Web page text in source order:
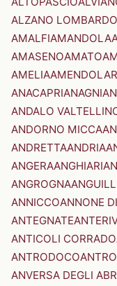
ALZANO LOMBARDO
AMALFIAMANDOLA
AMASENOAMATO
AMELIA
ANACAPRIANAGNI
ANDALO
ANDORNO MICCA
ANDRETTAANDRIA
ANGERAANGHIARI
ANGROGNA
ANNICCOANNONE
ANTEGNATE
ANTICOLI CORRADO
ANTRODOCO
ANVERSA DEGLI